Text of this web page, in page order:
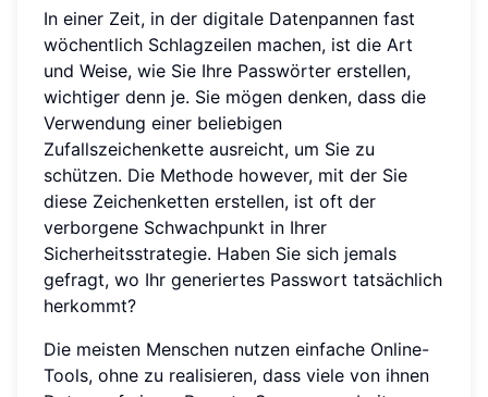
In einer Zeit, in der digitale Datenpannen fast
wöchentlich Schlagzeilen machen, ist die Art
und Weise, wie Sie Ihre Passwörter erstellen,
wichtiger denn je. Sie mögen denken, dass die
Verwendung einer beliebigen
Zufallszeichenkette ausreicht, um Sie zu
schützen. Die Methode however, mit der Sie
diese Zeichenketten erstellen, ist oft der
verborgene Schwachpunkt in Ihrer
Sicherheitsstrategie. Haben Sie sich jemals
gefragt, wo Ihr generiertes Passwort tatsächlich
herkommt?
Die meisten Menschen nutzen einfache Online-
Tools, ohne zu realisieren, dass viele von ihnen